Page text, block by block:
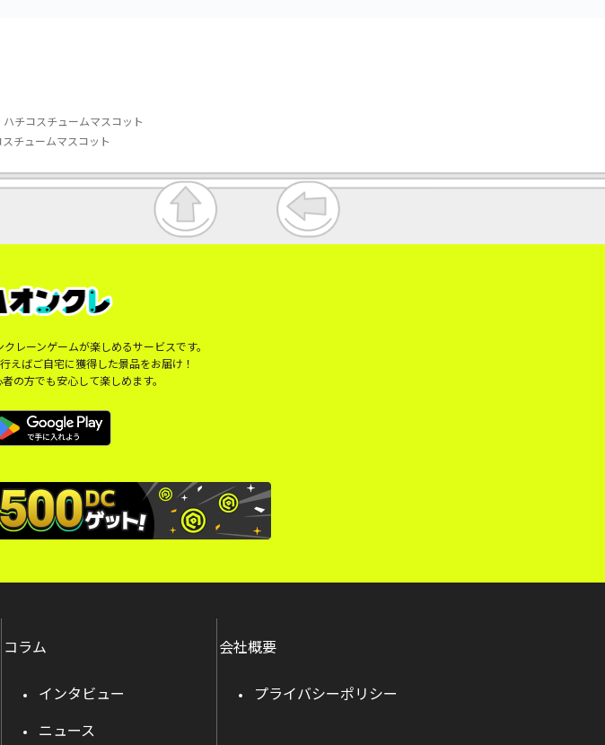
チコスチュームマスコット
チュームマスコット
レーンゲームが楽しめるサービスです。
えばご自宅に獲得した景品をお届け！
の方でも安心して楽しめます。
コラム
インタビュー
ニュース
会社概要
プライバシーポリシー